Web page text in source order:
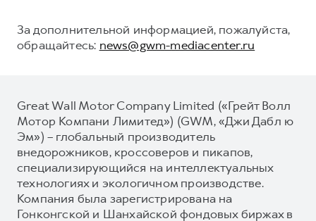
За дополнительной информацией, пожалуйста,
обращайтесь: news@gwm-mediacenter.ru
Great Wall Motor Company Limited («Грейт Волл
Мотор Компани Лимитед») (GWM, «Джи Дабл ю
Эм») – глобальный производитель
внедорожников, кроссоверов и пикапов,
специализирующийся на интеллектуальных
технологиях и экологичном производстве.
Компания была зарегистрирована на
Гонконгской и Шанхайской фондовых биржах в